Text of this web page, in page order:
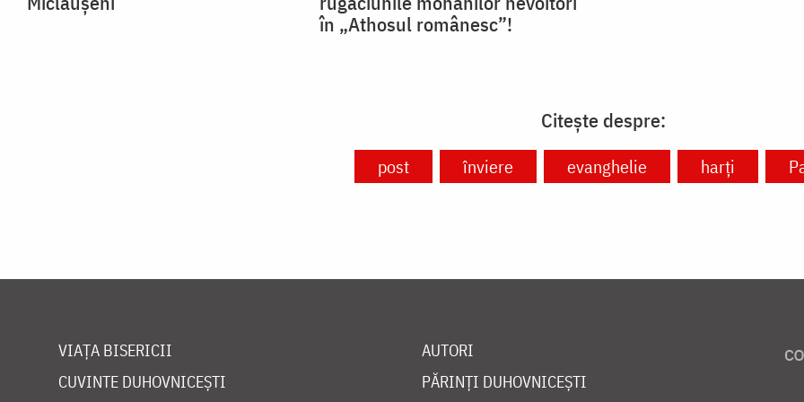
în „Athosul românesc”!
Citește despre:
post înviere evanghelie harți
VIAȚA BISERICII
CUVINTE DUHOVNICEȘTI
AUTORI
PĂRINȚI DUHOVNICEȘTI